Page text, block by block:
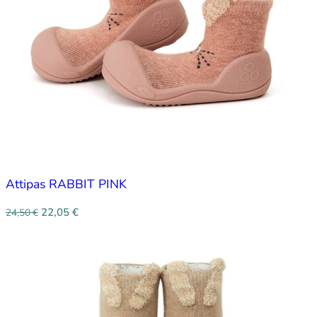
Attipas RABBIT PINK
24,50€ 22,05 €